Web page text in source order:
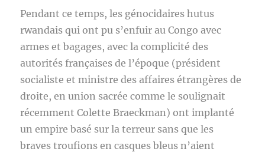
Pendant ce temps, les génocidaires hutus
rwandais qui ont pu s’enfuir au Congo avec
armes et bagages, avec la complicité des
autorités françaises de l’époque (président
socialiste et ministre des affaires étrangères de
droite, en union sacrée comme le soulignait
récemment Colette Braeckman) ont implanté
un empire basé sur la terreur sans que les
braves troufions en casques bleus n’aient